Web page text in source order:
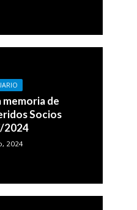
memoria de
Socios
2024
2024